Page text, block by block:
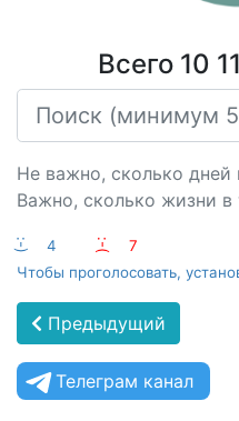
Всего 10
Не важно, сколько дней
Важно, сколько жизни в
:-) 4 :-(
7
Чтобы проголосовать,
Предыдущий
Телеграм канал